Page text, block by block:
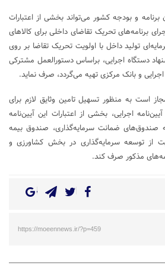
برنامه و بودجه کشور می‌تواند بخشی از اعتبارات
برنامه‌های تحریک تقاضای داخلی برای کالاهای
تولید داخل با اولویت تحریک تقاضا بر روی
دستگاه اجرایی، براساس دستورالعمل مشترکی
و بانک مرکزی تهیه می‌گردد، صرف نماید.
است به منظور تسهیل تامین وثایق لازم برای
اجرایی، بخشی از اعتبارات این آیین‌نامه
صندوق‌های ضمانت سرمایه‌گذاری، صندوق بیمه
از توسعه سرمایه‌گذاری در بخش کشاورزی و
مذکور صرف کند.
https://moeennews.ir/?p=459